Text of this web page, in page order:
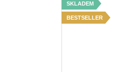
SKLADEM
BESTSELLER